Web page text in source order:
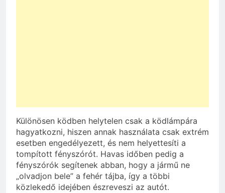
Különösen ködben helytelen csak a ködlámpára
hagyatkozni, hiszen annak használata csak extrém
esetben engedélyezett, és nem helyettesíti a
tompított fényszórót. Havas időben pedig a
fényszórók segítenek abban, hogy a jármű ne
„olvadjon bele” a fehér tájba, így a többi
közlekedő idejében észreveszi az autót.